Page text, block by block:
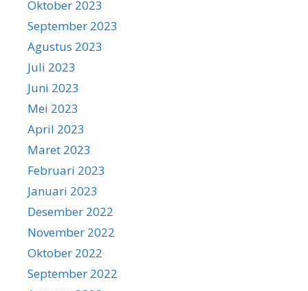
Oktober 2023
September 2023
Agustus 2023
Juli 2023
Juni 2023
Mei 2023
April 2023
Maret 2023
Februari 2023
Januari 2023
Desember 2022
November 2022
Oktober 2022
September 2022